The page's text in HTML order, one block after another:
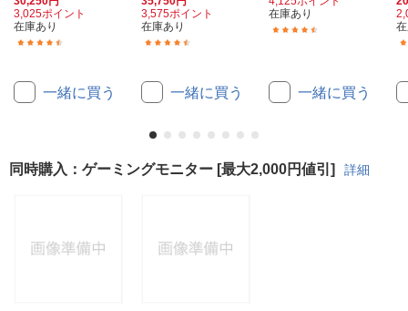
3,025ポイント
在庫あり
一緒に買う
3,575ポイント
在庫あり
一緒に買う
在庫あり
一緒に買う
同時購入：ゲーミングモニター [最大2,000円値引] 詳細